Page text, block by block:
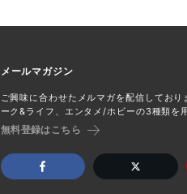
メールマガジン
ご興味に合わせたメルマガを配信してお
ーク&ライフ、エンタメ/ホビーの3種類を用
無料登録はこちら